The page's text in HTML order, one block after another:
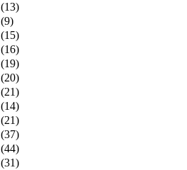
(13)
(9)
(15)
(16)
(19)
(20)
(21)
(14)
(21)
(37)
(44)
(31)